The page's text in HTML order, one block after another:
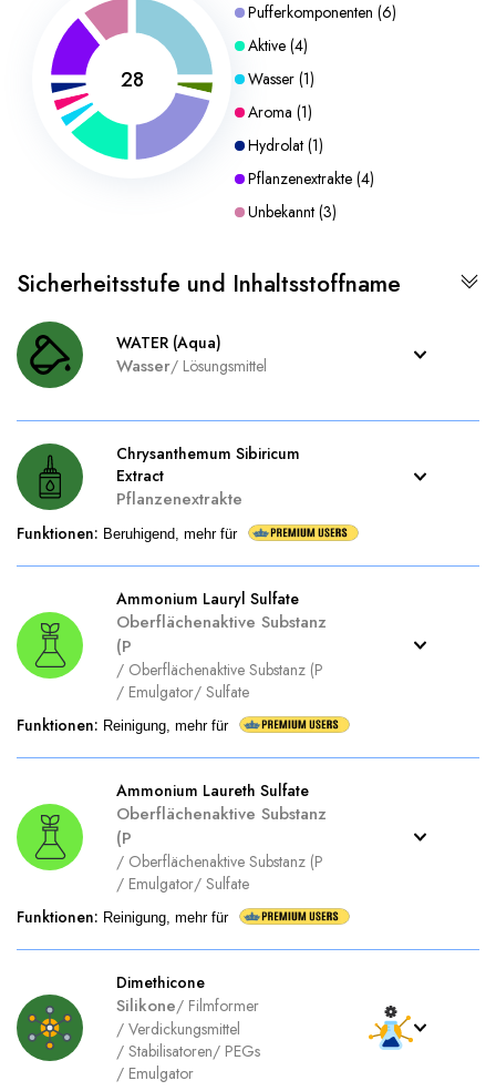
28
Pufferkomponenten (6)
Aktive (4)
Wasser (1)
Aroma (1)
Hydrolat (1)
Pflanzenextrakte (4)
Unbekannt (3)
Sicherheitsstufe und Inhaltsstoffname
WATER (Aqua)
Wasser/ Lösungsmittel
Chrysanthemum Sibiricum
Extract
Pflanzenextrakte
Funktionen: Beruhigend, mehr für
Ammonium Lauryl Sulfate
Oberflächenaktive Substanz
(P
/ Oberflächenaktive Substanz (P
/ Emulgator/ Sulfate
Funktionen: Reinigung, mehr für
Ammonium Laureth Sulfate
Oberflächenaktive Substanz
(P
/ Oberflächenaktive Substanz (P
/ Emulgator/ Sulfate
Funktionen: Reinigung, mehr für
Dimethicone
Silikone/ Filmformer
/ Verdickungsmittel
/ Stabilisatoren/ PEGs
/ Emulgator